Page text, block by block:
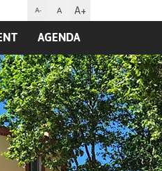
A- A A+
AGENDA